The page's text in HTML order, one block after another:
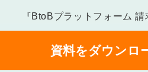
『BtoBプラットフォーム
資料をダウンロ